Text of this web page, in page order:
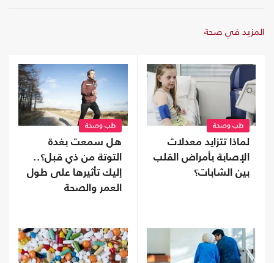
المزيد في صحة
طب وصحة
لماذا تتزايد معدلات
الإصابة بأمراض القلب
بين الشابات؟
طب وصحة
هل سمعت بغدة
التوتة من ذي قبل؟..
إليك تأثيرها على طول
العمر والصحة